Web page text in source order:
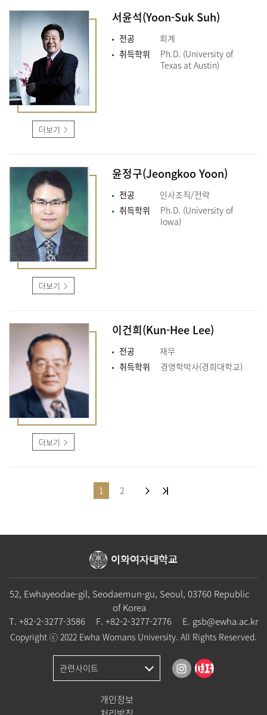
더보기
서윤석(Yoon-Suk Suh)
전공
회계
취득학위
Ph.D. (University of
Texas at Austin)
더보기
윤정구(Jeongkoo Yoon)
전공
인사조직/전략
취득학위
Ph.D. (University of
Iowa)
더보기
이건희(Kun-Hee Lee)
전공
재무
취득학위
경영학박사(경희대학교)
1 2
이화여자대학교
52, Ewhayeodae-gil, Seodaemun-gu, Seoul, 03760 Republic
of Korea
T. +82-2-3277-3586 F. +82-2-3277-2776 E. gsb@ewha.ac.kr
Copyright ⓒ 2022 Ewha Womans University. All Rights Reserved.
관련사이트
개인정보